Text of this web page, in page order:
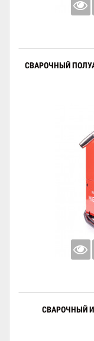
СВАРОЧНЫЙ
СВАРОЧНЫЙ